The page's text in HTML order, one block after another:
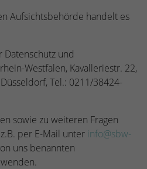
Aufsichtsbehörde handelt es
Datenschutz und
Westfalen, Kavalleriestr. 22,
Tel.: 0211/38424-
sowie zu weiteren Fragen
per E-Mail unter info@sbw-
uns benannten